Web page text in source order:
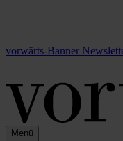
vorwärts-Banner
Menü